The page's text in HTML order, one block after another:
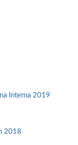
Interna 2019
2018